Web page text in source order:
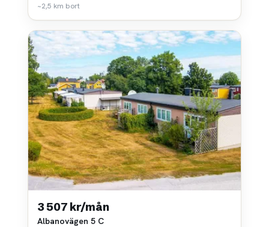
~2,5 km bort
3 507 kr/mån
Albanovägen 5 C